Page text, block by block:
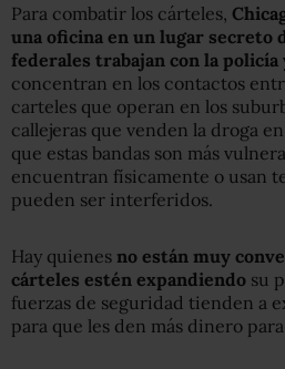
Para combatir los cárteles,
una oficina en un lugar secreto
federales trabajan con la policía
concentran en los contactos
carteles que operan en los
callejeras que venden la droga
que estas bandas son más
encuentran físicamente o usan
pueden ser interferidos.
Hay quienes no están muy
cárteles estén expandiendo su
fuerzas de seguridad tienden a
para que les den más dinero